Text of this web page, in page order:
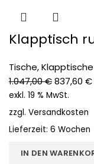
Klapptisch
Tische,Klapptische
1.047,00€837,60 €
exkl. 19 % MwSt.
zzgl. Versandkosten
Lieferzeit: 6 Wochen
IN DEN